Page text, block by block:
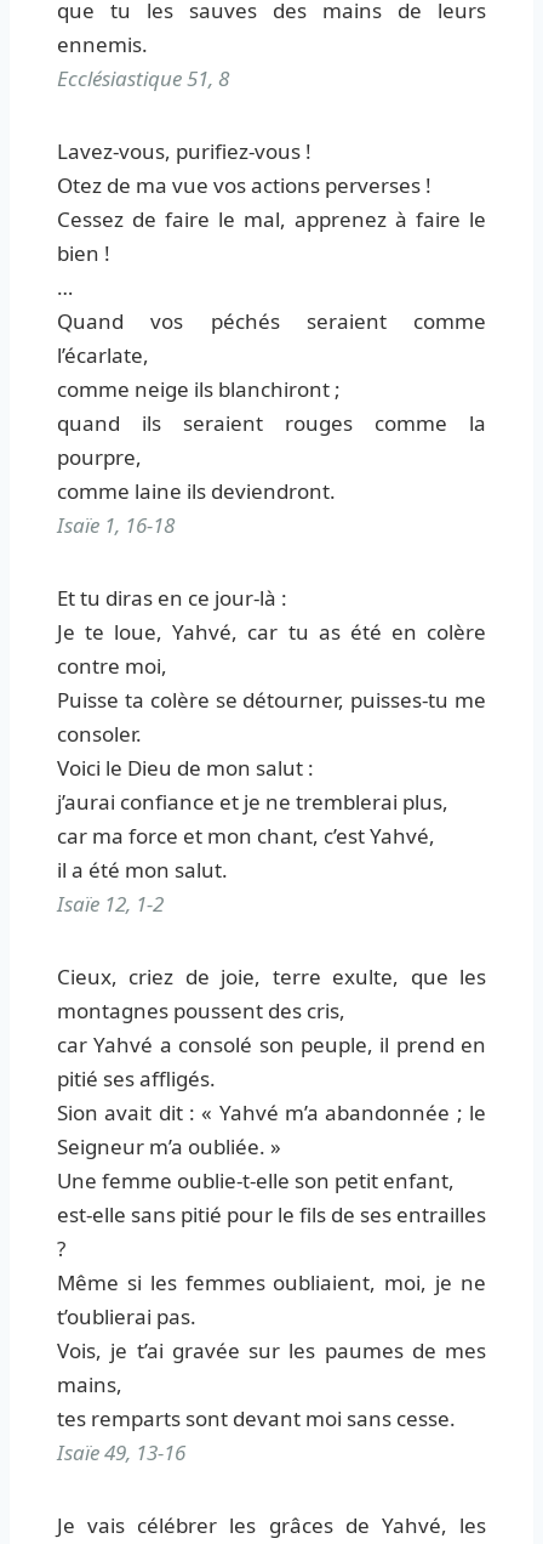
que tu les sauves des mains de leurs
ennemis.
Ecclésiastique 51, 8
Lavez-vous, purifiez-vous !
Otez de ma vue vos actions perverses !
Cessez de faire le mal, apprenez à faire le
bien !
…
Quand vos péchés seraient comme
l’écarlate,
comme neige ils blanchiront ;
quand ils seraient rouges comme la
pourpre,
comme laine ils deviendront.
Isaïe 1, 16-18
Et tu diras en ce jour-là :
Je te loue, Yahvé, car tu as été en colère
contre moi,
Puisse ta colère se détourner, puisses-tu me
consoler.
Voici le Dieu de mon salut :
j’aurai confiance et je ne tremblerai plus,
car ma force et mon chant, c’est Yahvé,
il a été mon salut.
Isaïe 12, 1-2
Cieux, criez de joie, terre exulte, que les
montagnes poussent des cris,
car Yahvé a consolé son peuple, il prend en
pitié ses affligés.
Sion avait dit : « Yahvé m’a abandonnée ; le
Seigneur m’a oubliée. »
Une femme oublie-t-elle son petit enfant,
est-elle sans pitié pour le fils de ses entrailles
?
Même si les femmes oubliaient, moi, je ne
t’oublierai pas.
Vois, je t’ai gravée sur les paumes de mes
mains,
tes remparts sont devant moi sans cesse.
Isaïe 49, 13-16
Je vais célébrer les grâces de Yahvé, les